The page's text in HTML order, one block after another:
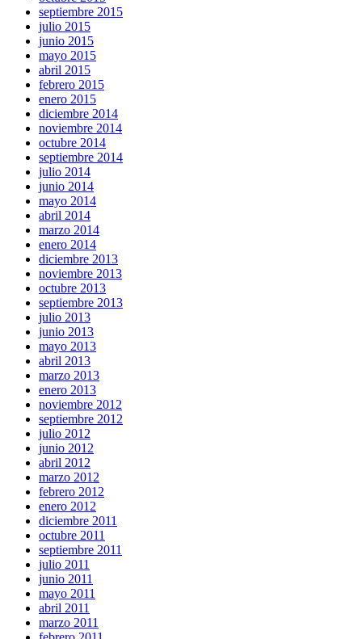
septiembre 2015
julio 2015
junio 2015
mayo 2015
abril 2015
febrero 2015
enero 2015
diciembre 2014
noviembre 2014
octubre 2014
septiembre 2014
julio 2014
junio 2014
mayo 2014
abril 2014
marzo 2014
enero 2014
diciembre 2013
noviembre 2013
octubre 2013
septiembre 2013
julio 2013
junio 2013
mayo 2013
abril 2013
marzo 2013
enero 2013
noviembre 2012
septiembre 2012
julio 2012
junio 2012
abril 2012
marzo 2012
febrero 2012
enero 2012
diciembre 2011
octubre 2011
septiembre 2011
julio 2011
junio 2011
mayo 2011
abril 2011
marzo 2011